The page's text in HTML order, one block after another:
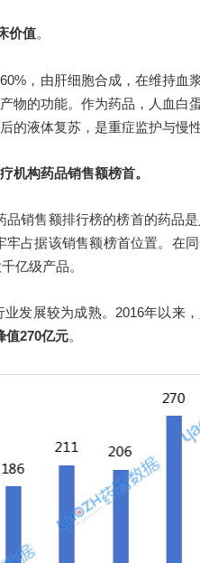
价值。
，由肝细胞合成，在维持血
物的功能。作为药品，人血白
液体复苏，是重症监护与慢性
机构药品销售额榜首。
销售额排行榜的榜首的药品是
占据该销售额榜首位置。在
亿级产品。
发展较为成熟。2016年以来
值270亿元。